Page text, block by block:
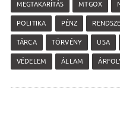
MEGTAKARÍTÁS MTGOX
POLITIKA PÉNZ
TÁRCA TÖRVÉNY USA
VÉDELEM ÁLLAM